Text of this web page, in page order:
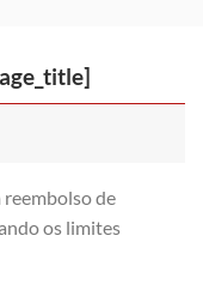
reembolso de
os limites